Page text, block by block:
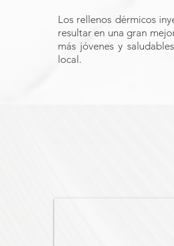
Los rellenos dérmicos
resultar en una gran
más jóvenes y
local.